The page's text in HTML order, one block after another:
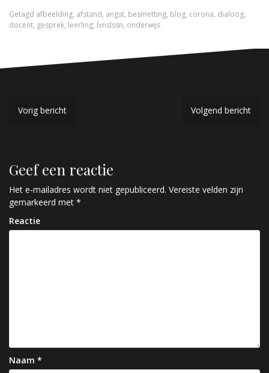
Getagd afbeelding, afstand, angst, besmetting, blog, corona, dialoog,
docent, gesprek, leerling, lvnslssn, onderwijs
B
i
c
h
t
a
Vorig bericht Volgend bericht
Geef een reactie
Het e-mailadres wordt niet gepubliceerd. Vereiste velden zijn
gemarkeerd met *
Reactie
Naam *